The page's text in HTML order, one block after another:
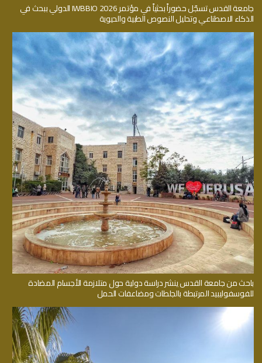
جامعة القدس تسجّل حضوراً بحثياً في مؤتمر IWBBIO 2026 الدولي ببحث في
الذكاء الاصطناعي وتحليل النصوص الطبية والحيوية
باحث من جامعة القدس ينشر دراسة دولية حول متلازمة الأجسام المضادة
للفوسفوليبيد المرتبطة بالجلطات ومضاعفات الحمل